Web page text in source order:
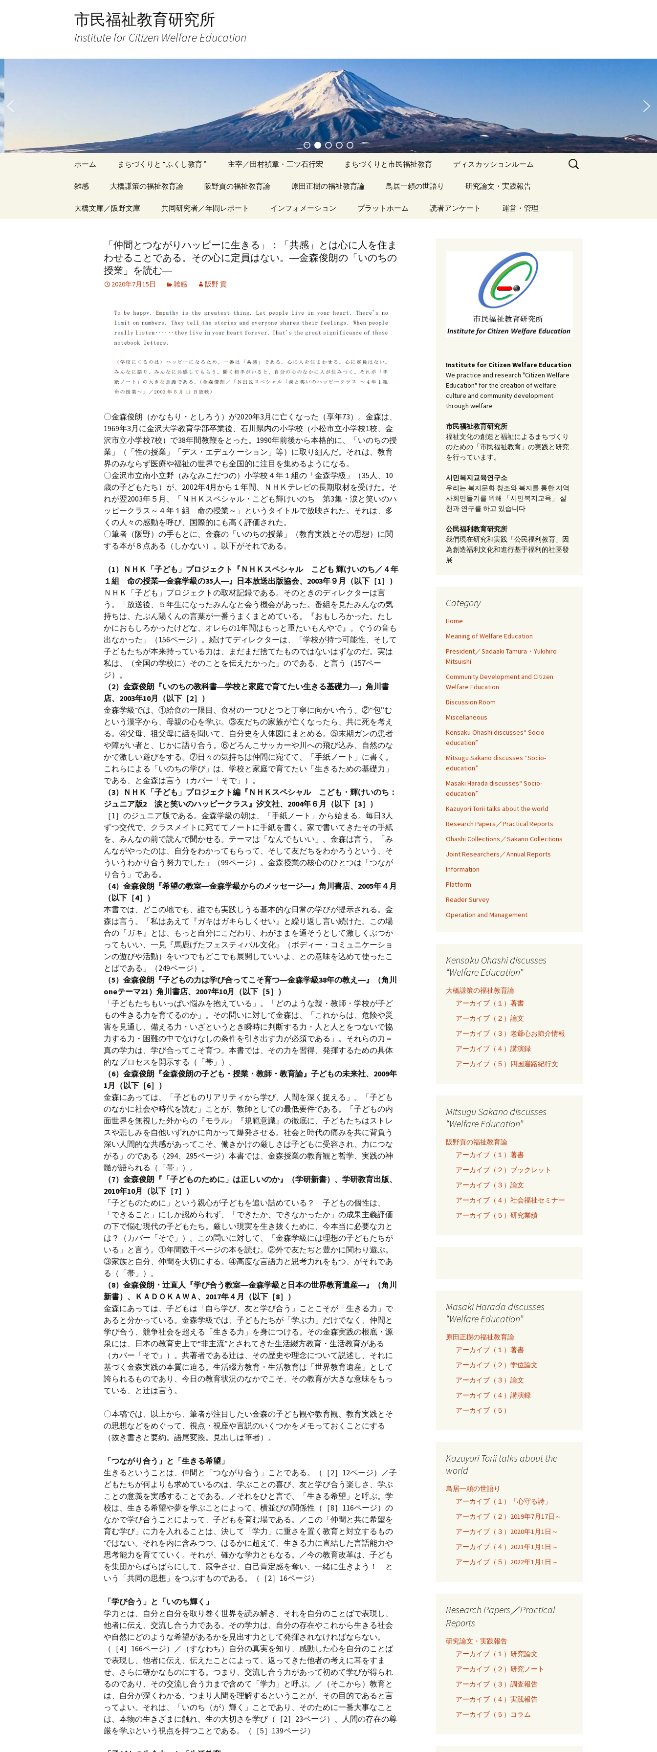
ス
キ
ッ
市民福祉教育研究所
Institute for Citizen Welfare Education
ホーム まちづくりと “ふくし教育 ” 主宰／田村禎章・三ツ石行宏 まちづくりと市民福祉教育
アーカイブ（１）
アーカイブ（３）
記事（101）～
記事（201）～
ディスカッションルーム
アーカイブ（１）
アーカイブ（４）
記事（151）～
アーカイブ（５）
記事（201）～
雑感
アーカイブ（１）
記事（51）～
アーカイブ（３）
記事（101）～
アーカイブ（５）
記事（201）～
大橋謙策の福祉教育論
アーカイブ（１）
論文
アーカイブ（３）
老爺心お節介情報
アーカイブ（５）
四国遍路紀行文
阪野貢の福祉教育論
アーカイブ（１）
ブックレット
アーカイブ（５）
研究業績
原田正樹の福祉教育論
アーカイブ（１）
学位論文
アーカイブ（５）
その他
鳥居一頼の世語り
アーカイブ（１）
2019/07/17～12/31
アーカイブ（５）
2022/01/01～03/15
研究論文・実践報告
アーカイブ（１）
アーカイブ（３）
調査報告
アーカイブ（４）
実践報告
アーカイブ（５）
コラム
大橋文庫／阪野文庫 共同研究者／年間レポート インフォメーション プラットホーム 読者アンケート 運営・管理
検
索:
「仲間とつながりハッピーに生きる」：「共感」とは心に人を住ま
わせることである。その心に定員はない。―金森俊朗の「いのちの
授業」を読む―
2020年7月15日 雑感 阪野 貢
〇金森俊朗（かなもり・としろう）が2020年3月に亡くなった（享年73）。金森は、
1969年3月に金沢大学教育学部卒業後、石川県内の小学校（小松市立小学校1校、金
沢市立小学校7校）で38年間教鞭をとった。1990年前後から本格的に、「いのちの授
業」（「性の授業」「デス・エデュケーション」等）に取り組んだ。それは、教育
界のみならず医療や福祉の世界でも全国的に注目を集めるようになる。
〇金沢市立南小立野（みなみこだつの）小学校４年１組の「金森学級」（35人、10
歳の子どもたち）が、2002年4月から１年間、ＮＨＫテレビの長期取材を受けた。そ
れが翌2003年５月、「ＮＨＫスペシャル・こども輝けいのち 第3集・涙と笑いのハ
ッピークラス～４年１組 命の授業～」というタイトルで放映された。それは、多
くの人々の感動を呼び、国際的にも高く評価された。
〇筆者（阪野）の手もとに、金森の「いのちの授業」（教育実践とその思想）に関
する本が８点ある（しかない）。以下がそれである。
（1）ＮＨＫ「子ども」プロジェクト『ＮＨＫスペシャル こども 輝けいのち／４年
１組 命の授業―金森学級の35人―』日本放送出版協会、2003年９月（以下［1］）
ＮＨＫ「子ども」プロジェクトの取材記録である。そのときのディレクターは言
う。「放送後、５年生になったみんなと会う機会があった。番組を見たみんなの気
持ちは、たぶん陽くんの言葉が一番うまくまとめている。『おもしろかった。たし
かにおもしろかったけどな、オレらの1年間はもっと重たいもんやで』。ぐうの音も
出なかった」（156ページ）。続けてディレクターは、「学校が持つ可能性、そして
子どもたちが本来持っている力は、まだまだ捨てたものではないはずなのだ。実は
私は、（全国の学校に）そのことを伝えたかった」のである、と言う（157ペー
ジ）。
（2）金森俊朗『いのちの教科書―学校と家庭で育てたい生きる基礎力―』角川書
店、2003年10月（以下［2］）
金森学級では、①給食の一限目、食材の一つひとつと丁寧に向かい合う。②“包”む
という漢字から、母親の心を学ぶ。③友だちの家族が亡くなったら、共に死を考え
る。④父母、祖父母に話を聞いて、自分史を人体図にまとめる。⑤末期ガンの患者
や障がい者と、じかに語り合う。⑥どろんこサッカーや川への飛び込み、自然のな
かで激しい遊びをする。⑦日々の気持ちは仲間に宛てて、「手紙ノート」に書く。
これらによる「いのちの学び」は、学校と家庭で育てたい「生きるための基礎力」
である、と金森は言う（カバー「そで」）。
（3）ＮＨＫ「子ども」プロジェクト編『ＮＨＫスペシャル こども・輝けいのち：
ジュニア版2 涙と笑いのハッピークラス』汐文社、2004年６月（以下［3］）
［1］のジュニア版である。金森学級の朝は、「手紙ノート」から始まる。毎日3人
ずつ交代で、クラスメイトに宛ててノートに手紙を書く。家で書いてきたその手紙
を、みんなの前で読んで聞かせる。テーマは「なんでもいい」。金森は言う。「み
んながやったのは、自分をわかってもらって、そして友だちをわかろうという、そ
ういうわかり合う努力でした」（99ページ）。金森授業の核心のひとつは「つなが
り合う」である。
（4）金森俊朗『希望の教室―金森学級からのメッセージ―』角川書店、2005年４月
（以下［4］）
本書では、どこの地でも、誰でも実践しうる基本的な日常の学びが提示される。金
森は言う。「私はあえて『ガキはガキらしくせい』と繰り返し言い続けた。この場
合の『ガキ』とは、もっと自分にこだわり、わがままを通そうとして激しくぶつか
ってもいい、一見『馬鹿げたフェスティバル文化』（ボディー・コミュニケーショ
ンの遊びや活動）をいつでもどこでも展開していいよ、との意味を込めて使ったこ
とばである」（249ページ）。
（5）金森俊朗『子どもの力は学び合ってこそ育つ―金森学級38年の教え―』（角川
oneテーマ21）角川書店、2007年10月（以下［5］）
「子どもたちもいっぱい悩みを抱えている」。「どのような親・教師・学校が子ど
もの生きる力を育てるのか」。その問いに対して金森は、「これからは、危険や災
害を見通し、備える力・いざというとき瞬時に判断する力・人と人とをつないで協
力する力・困難の中でなけなしの条件を引き出す力が必須である」。それらの力＝
真の学力は、学び合ってこそ育つ。本書では、その力を習得、発揮するための具体
的なプロセスを開示する（「帯」）。
（6）金森俊朗『金森俊朗の子ども・授業・教師・教育論』子どもの未来社、2009年
1月（以下［6］）
金森にあっては、「子どものリアリティから学び、人間を深く捉える」。「子ども
のなかに社会や時代を読む」ことが、教師としての最低要件である。「子どもの内
面世界を無視した外からの『モラル』『規範意識』の徹底に、子どもたちはストレ
スや悲しみを自他いずれかに向かって爆発させる。社会と時代の痛みを共に背負う
深い人間的な共感があってこそ、働きかけの厳しさは子どもに受容され、力につな
がる」のである（294、295ページ）本書では、金森授業の教育観と哲学、実践の神
髄が語られる（「帯」）。
（7）金森俊朗『「子どものために」は正しいのか』（学研新書）、学研教育出版、
2010年10月（以下［7］）
「子どものために」という親心が子どもを追い詰めている？ 子どもの個性は、
「できること」にしか認められず、「できたか、できなかったか」の成果主義評価
の下で悩む現代の子どもたち。厳しい現実を生き抜くために、今本当に必要な力と
は？（カバー「そで」）。この問いに対して、「金森学級には理想の子どもたちが
いる」と言う。①年間数千ページの本を読む。②外で友たぢと豊かに関わり遊ぶ。
③家族と自分、仲間を大切にする。④高度な言語力と思考力れをもつ、がそれであ
る（「帯」）。
（8）金森俊朗・辻直人『学び合う教室―金森学級と日本の世界教育遺産―』（角川
新書）、ＫＡＤＯＫＡＷＡ、2017年４月（以下［8］）
金森にあっては、子どもは「自ら学び、友と学び合う」ことこそが「生きる力」で
あると分かっている。金森学級では、子どもたちが「学ぶ力」だけでなく、仲間と
学び合う、競争社会を超える「生きる力」を身につける。その金森実践の根底・源
泉には、日本の教育史上で“非主流”とされてきた生活綴方教育・生活教育がある
（カバー「そで」）。共著者である辻は、その歴史や理念について説述し、それに
基づく金森実践の本質に迫る。生活綴方教育・生活教育は「世界教育遺産」として
誇られるものであり、今日の教育状況のなかでこそ、その教育が大きな意味をもっ
ている、と辻は言う。
〇本稿では、以上から、筆者が注目したい金森の子ども観や教育観、教育実践とそ
の思想などをめぐって、視点・視座や言説のいくつかをメモっておくことにする
（抜き書きと要約。語尾変換。見出しは筆者）。
「つながり合う」と「生きる希望」
生きるということは、仲間と「つながり合う」ことである。（［2］12ページ）／子
どもたちが何よりも求めているのは、学ぶことの喜び、友と学び合う楽しさ、学ぶ
ことの意義を実感することである。／それをひと言で、「生きる希望」と呼ぶ。学
校は、生きる希望や夢を学ぶことによって、横並びの関係性（［8］116ページ）の
なかで学び合うことによって、子どもを育む場である。／この「仲間と共に希望を
育む学び」に力を入れることは、決して「学力」に重さを置く教育と対立するもの
ではない。それを内に含みつつ、はるかに超えて、生きる力に直結した言語能力や
思考能力を育てていく。それが、確かな学力ともなる。／今の教育改革は、子ども
を集団からばらばらにして、競争させ、自己肯定感を奪い、一緒に生きよう！ と
いう「共同の思想」をつぶすものである。（［2］16ページ）
「学び合う」と「いのち輝く」
学力とは、自分と自分を取り巻く世界を読み解き、それを自分のことばで表現し、
他者に伝え、交流し合う力である。その学力は、自分の存在やこれから生きる社会
や自然にどのような希望があるかを見出す力として発揮されなければならない。
（［4］166ページ）／（すなわち）自分の真実を知り、感動した心を自分のことば
で表現し、他者に伝え、伝えたことによって、返ってきた他者の考えに耳をすま
せ、さらに確かなものにする。つまり、交流し合う力があって初めて学びが得られ
るのであり、その交流し合う力まで含めて「学力」と呼ぶ。／（そこから）教育と
は、自分が深くわかる、つまり人間を理解するということが、その目的であると言
ってよい。それは、「いのち（が）輝く」ことであり、そのために一番大事なこと
は、本物の生きざまに触れ、生の大切さを学び（［2］23ページ）、人間の存在の尊
厳を学ぶという視点を持つことである。（［5］139ページ）
Institute for Citizen Welfare Education
We practice and research "Citizen Welfare
Education" for the creation of welfare
culture and community development
through welfare
市民福祉教育研究所
福祉文化の創造と福祉によるまちづくり
のための「市民福祉教育」の実践と研究
を行っています。
시민복지교육연구소
우리는 복지문화 창조와 복지를 통한 지역
사회만들기를 위해 「시민복지교육」 실
천과 연구를 하고 있습니다
公民福利教育研究所
我們現在研究和実践「公民福利教育」因
為創造福利文化和進行基于福利的社區發
展
Category
Home
Meaning of Welfare Education
President／Sadaaki Tamura・Yukihiro
Mitsuishi
Community Development and Citizen
Welfare Education
Discussion Room
Miscellaneous
Kensaku Ohashi discusses“ Socio-
education”
Mitsugu Sakano discusses “Socio-
education”
Masaki Harada discusses“ Socio-
education”
Kazuyori Torii talks about the world
Research Papers／Practical Reports
Ohashi Collections／Sakano Collections
Joint Researchers／Annual Reports
Information
Platform
Reader Survey
Operation and Management
Kensaku Ohashi discusses
“Welfare Education”
大橋謙策の福祉教育論
アーカイブ（１）著書
アーカイブ（２）論文
アーカイブ（３）老爺心お節介情報
アーカイブ（４）講演録
アーカイブ（５）四国遍路紀行文
Mitsugu Sakano discusses
“Welfare Education”
阪野貢の福祉教育論
アーカイブ（１）著書
アーカイブ（２）ブックレット
アーカイブ（３）論文
アーカイブ（４）社会福祉セミナー
アーカイブ（５）研究業績
Masaki Harada discusses
“Welfare Education”
原田正樹の福祉教育論
アーカイブ（１）著書
アーカイブ（２）学位論文
アーカイブ（３）論文
アーカイブ（４）講演録
アーカイブ（５）
Kazuyori Torii talks about the
world
鳥居一頼の世語り
アーカイブ（１）「心守る詩」
アーカイブ（２）2019年7月17日～
アーカイブ（３）2020年1月1日～
アーカイブ（４）2021年1月1日～
アーカイブ（５）2022年1月1日～
Research Papers／Practical
Reports
研究論文・実践報告
アーカイブ（１）研究論文
アーカイブ（２）研究ノート
アーカイブ（３）調査報告
アーカイブ（４）実践報告
アーカイブ（５）コラム